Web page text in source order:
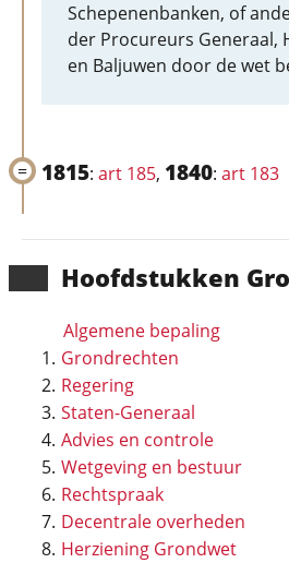
Hoofd­stukken
Algemene bepaling
Grondrechten
Regering
Staten-Generaal
Advies en controle
Wetgeving en bestuur
Rechtspraak
Decentrale overheden
Herziening Grondwet
Schepenenbanken, of
der Procureurs Generaal,
en Baljuwen door de wet
1815: art 185, 1840: art 183